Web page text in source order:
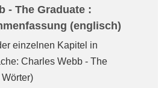
- The Graduate :
(englisch)
einzelnen Kapitel in
Charles Webb - The